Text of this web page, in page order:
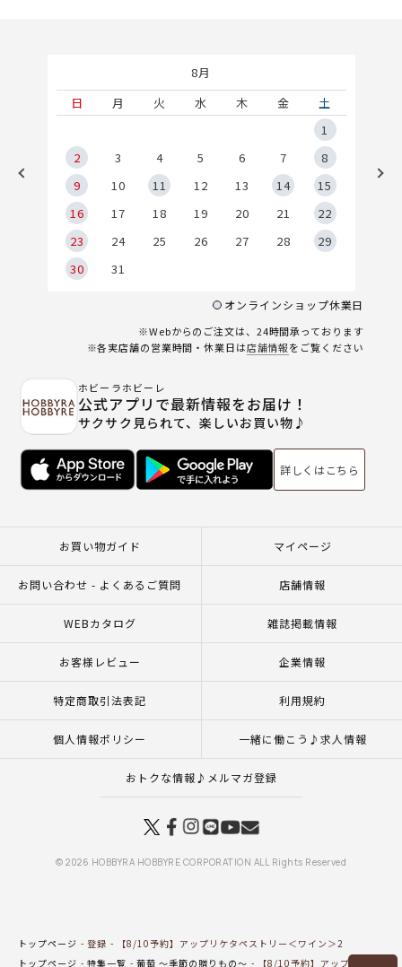
8月
日
月 火 水 木 金
土
1
2
3 4 5 6 7
8
9
10 11 12 13 14
15
16
17 18 19 20 21
22
23
24 25 26 27 28
29
30
31
オンラインショップ休業日
※Webからのご注文は、24時間承っております
※各実店舗の営業時間・休業日は店舗情報をご覧ください
ホビーラホビーレ
公式アプリで最新情報をお届け！
サクサク見られて、楽しいお買い物♪
詳しくはこちら
お買い物ガイド マイページ
お問い合わせ - よくあるご質問 店舗情報
WEBカタログ 雑誌掲載情報
お客様レビュー 企業情報
特定商取引法表記 利用規約
個人情報ポリシー 一緒に働こう♪求人情報
おトクな情報♪メルマガ登録
© 2026 HOBBYRA HOBBYRE CORPORATION ALL Rights Reserved
トップページ 登録
【8/10予約】アップリケタペストリー＜ワイン＞2
トップページ
特集一覧 葡萄 ～季節の贈りもの～ 【8/10予約】アップリケタペ